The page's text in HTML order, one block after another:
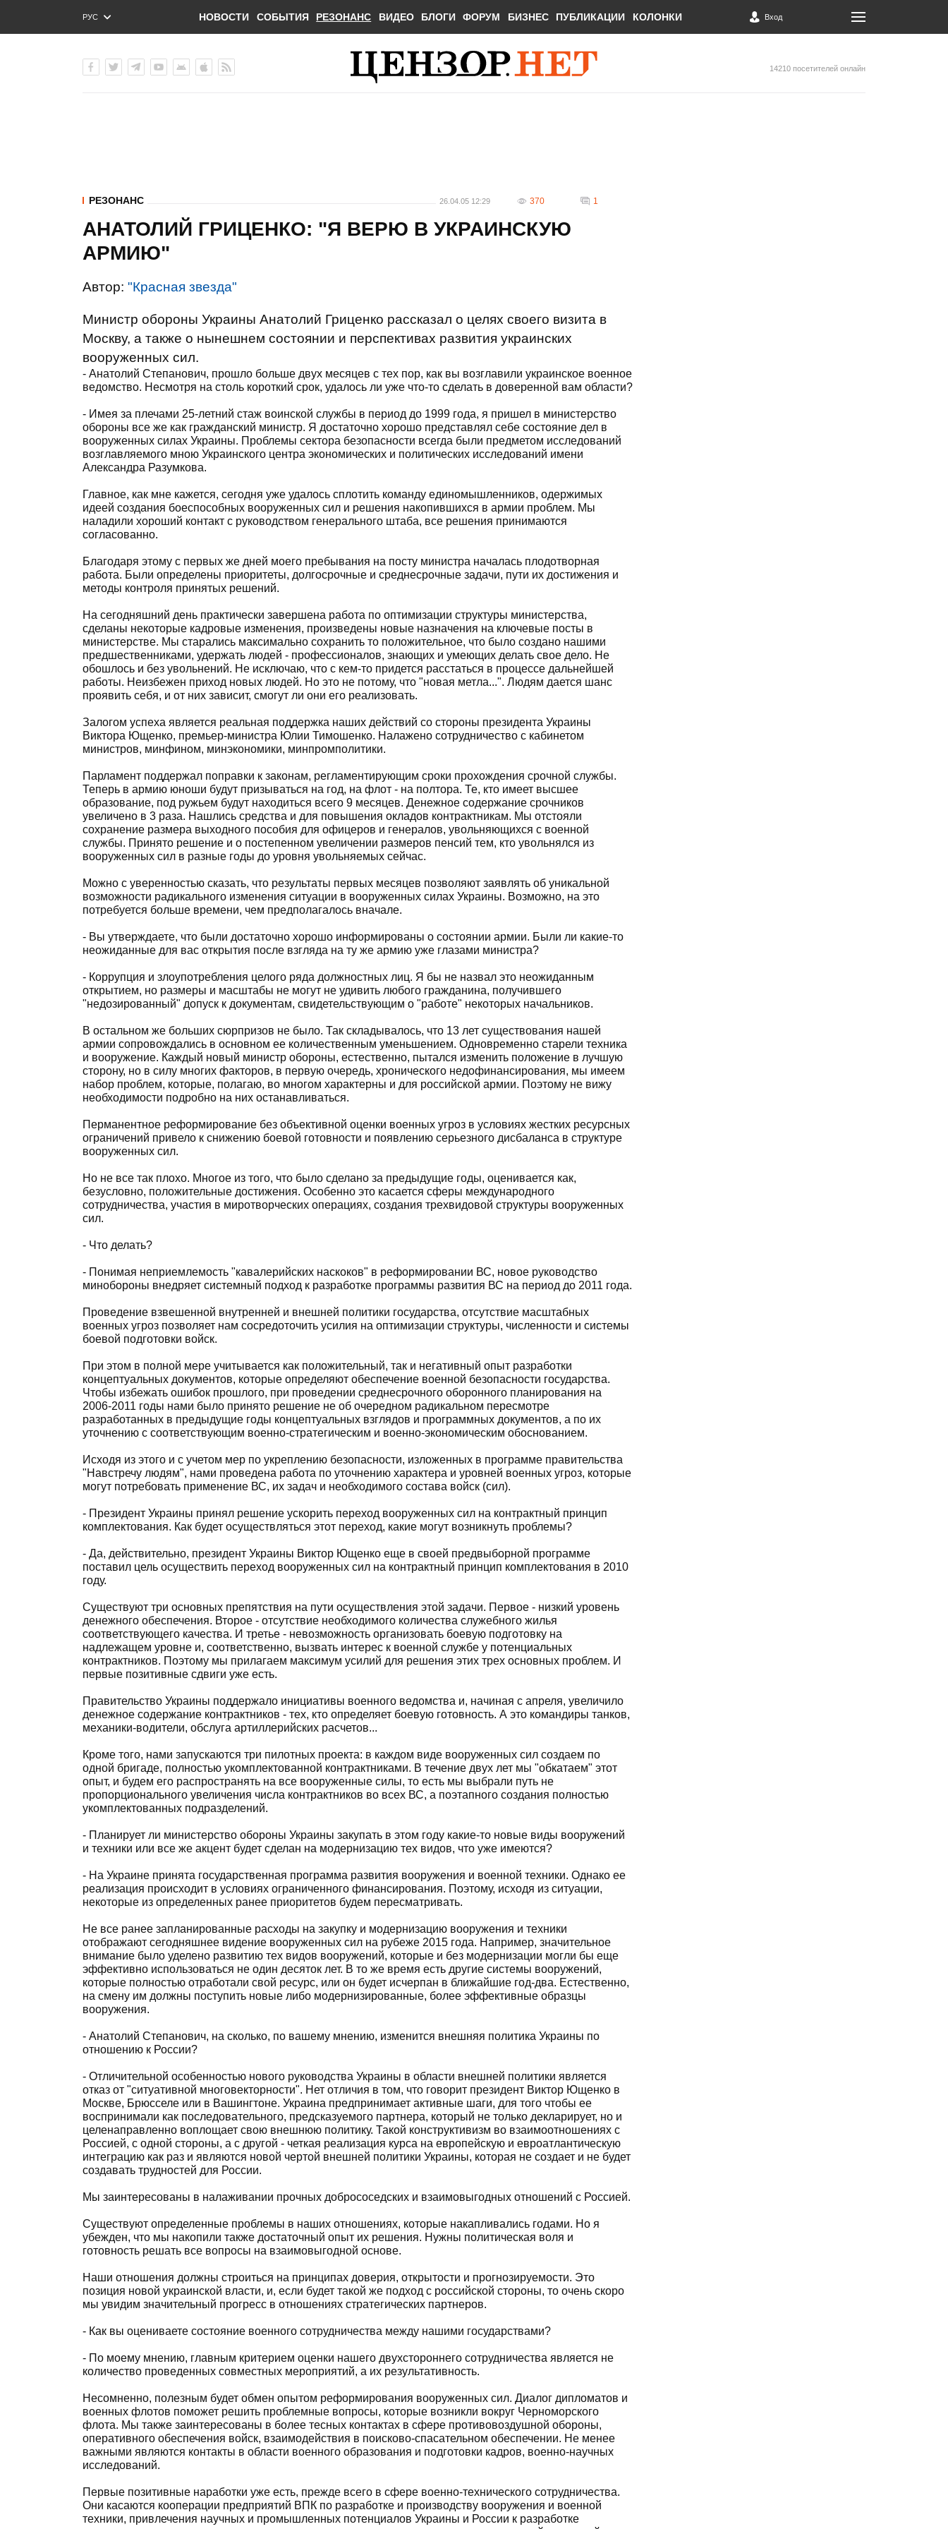
РУС
ENG
НОВОСТИ СОБЫТИЯ РЕЗОНАНС ВИДЕО БЛОГИ ФОРУМ БИЗНЕС ПУБЛИКАЦИИ КОЛОНКИ Вход
14210 посетителей онлайн
РЕЗОНАНС 26.04.05 12:29 370 1
АНАТОЛИЙ ГРИЦЕНКО: "Я ВЕРЮ В УКРАИНСКУЮ
АРМИЮ"
Автор: "Красная звезда"
Министр обороны Украины Анатолий Гриценко рассказал о целях своего визита в
Москву, а также о нынешнем состоянии и перспективах развития украинских
вооруженных сил.
- Анатолий Степанович, прошло больше двух месяцев с тех пор, как вы возглавили украинское военное
ведомство. Несмотря на столь короткий срок, удалось ли уже что-то сделать в доверенной вам области?
- Имея за плечами 25-летний стаж воинской службы в период до 1999 года, я пришел в министерство
обороны все же как гражданский министр. Я достаточно хорошо представлял себе состояние дел в
вооруженных силах Украины. Проблемы сектора безопасности всегда были предметом исследований
возглавляемого мною Украинского центра экономических и политических исследований имени
Александра Разумкова.
Главное, как мне кажется, сегодня уже удалось сплотить команду единомышленников, одержимых
идеей создания боеспособных вооруженных сил и решения накопившихся в армии проблем. Мы
наладили хороший контакт с руководством генерального штаба, все решения принимаются
согласованно.
Благодаря этому с первых же дней моего пребывания на посту министра началась плодотворная
работа. Были определены приоритеты, долгосрочные и среднесрочные задачи, пути их достижения и
методы контроля принятых решений.
На сегодняшний день практически завершена работа по оптимизации структуры министерства,
сделаны некоторые кадровые изменения, произведены новые назначения на ключевые посты в
министерстве. Мы старались максимально сохранить то положительное, что было создано нашими
предшественниками, удержать людей - профессионалов, знающих и умеющих делать свое дело. Не
обошлось и без увольнений. Не исключаю, что с кем-то придется расстаться в процессе дальнейшей
работы. Неизбежен приход новых людей. Но это не потому, что "новая метла...". Людям дается шанс
проявить себя, и от них зависит, смогут ли они его реализовать.
Залогом успеха является реальная поддержка наших действий со стороны президента Украины
Виктора Ющенко, премьер-министра Юлии Тимошенко. Налажено сотрудничество с кабинетом
министров, минфином, минэкономики, минпромполитики.
Парламент поддержал поправки к законам, регламентирующим сроки прохождения срочной службы.
Теперь в армию юноши будут призываться на год, на флот - на полтора. Те, кто имеет высшее
образование, под ружьем будут находиться всего 9 месяцев. Денежное содержание срочников
увеличено в 3 раза. Нашлись средства и для повышения окладов контрактникам. Мы отстояли
сохранение размера выходного пособия для офицеров и генералов, увольняющихся с военной
службы. Принято решение и о постепенном увеличении размеров пенсий тем, кто увольнялся из
вооруженных сил в разные годы до уровня увольняемых сейчас.
Можно с уверенностью сказать, что результаты первых месяцев позволяют заявлять об уникальной
возможности радикального изменения ситуации в вооруженных силах Украины. Возможно, на это
потребуется больше времени, чем предполагалось вначале.
- Вы утверждаете, что были достаточно хорошо информированы о состоянии армии. Были ли какие-то
неожиданные для вас открытия после взгляда на ту же армию уже глазами министра?
- Коррупция и злоупотребления целого ряда должностных лиц. Я бы не назвал это неожиданным
открытием, но размеры и масштабы не могут не удивить любого гражданина, получившего
"недозированный" допуск к документам, свидетельствующим о "работе" некоторых начальников.
В остальном же больших сюрпризов не было. Так складывалось, что 13 лет существования нашей
армии сопровождались в основном ее количественным уменьшением. Одновременно старели техника
и вооружение. Каждый новый министр обороны, естественно, пытался изменить положение в лучшую
сторону, но в силу многих факторов, в первую очередь, хронического недофинансирования, мы имеем
набор проблем, которые, полагаю, во многом характерны и для российской армии. Поэтому не вижу
необходимости подробно на них останавливаться.
Перманентное реформирование без объективной оценки военных угроз в условиях жестких ресурсных
ограничений привело к снижению боевой готовности и появлению серьезного дисбаланса в структуре
вооруженных сил.
Но не все так плохо. Многое из того, что было сделано за предыдущие годы, оценивается как,
безусловно, положительные достижения. Особенно это касается сферы международного
сотрудничества, участия в миротворческих операциях, создания трехвидовой структуры вооруженных
сил.
- Что делать?
- Понимая неприемлемость "кавалерийских наскоков" в реформировании ВС, новое руководство
минобороны внедряет системный подход к разработке программы развития ВС на период до 2011 года.
Проведение взвешенной внутренней и внешней политики государства, отсутствие масштабных
военных угроз позволяет нам сосредоточить усилия на оптимизации структуры, численности и системы
боевой подготовки войск.
При этом в полной мере учитывается как положительный, так и негативный опыт разработки
концептуальных документов, которые определяют обеспечение военной безопасности государства.
Чтобы избежать ошибок прошлого, при проведении среднесрочного оборонного планирования на
2006-2011 годы нами было принято решение не об очередном радикальном пересмотре
разработанных в предыдущие годы концептуальных взглядов и программных документов, а по их
уточнению с соответствующим военно-стратегическим и военно-экономическим обоснованием.
Исходя из этого и с учетом мер по укреплению безопасности, изложенных в программе правительства
"Навстречу людям", нами проведена работа по уточнению характера и уровней военных угроз, которые
могут потребовать применение ВС, их задач и необходимого состава войск (сил).
- Президент Украины принял решение ускорить переход вооруженных сил на контрактный принцип
комплектования. Как будет осуществляться этот переход, какие могут возникнуть проблемы?
- Да, действительно, президент Украины Виктор Ющенко еще в своей предвыборной программе
поставил цель осуществить переход вооруженных сил на контрактный принцип комплектования в 2010
году.
Существуют три основных препятствия на пути осуществления этой задачи. Первое - низкий уровень
денежного обеспечения. Второе - отсутствие необходимого количества служебного жилья
соответствующего качества. И третье - невозможность организовать боевую подготовку на
надлежащем уровне и, соответственно, вызвать интерес к военной службе у потенциальных
контрактников. Поэтому мы прилагаем максимум усилий для решения этих трех основных проблем. И
первые позитивные сдвиги уже есть.
Правительство Украины поддержало инициативы военного ведомства и, начиная с апреля, увеличило
денежное содержание контрактников - тех, кто определяет боевую готовность. А это командиры танков,
механики-водители, обслуга артиллерийских расчетов...
Кроме того, нами запускаются три пилотных проекта: в каждом виде вооруженных сил создаем по
одной бригаде, полностью укомплектованной контрактниками. В течение двух лет мы "обкатаем" этот
опыт, и будем его распространять на все вооруженные силы, то есть мы выбрали путь не
пропорционального увеличения числа контрактников во всех ВС, а поэтапного создания полностью
укомплектованных подразделений.
- Планирует ли министерство обороны Украины закупать в этом году какие-то новые виды вооружений
и техники или все же акцент будет сделан на модернизацию тех видов, что уже имеются?
- На Украине принята государственная программа развития вооружения и военной техники. Однако ее
реализация происходит в условиях ограниченного финансирования. Поэтому, исходя из ситуации,
некоторые из определенных ранее приоритетов будем пересматривать.
Не все ранее запланированные расходы на закупку и модернизацию вооружения и техники
отображают сегодняшнее видение вооруженных сил на рубеже 2015 года. Например, значительное
внимание было уделено развитию тех видов вооружений, которые и без модернизации могли бы еще
эффективно использоваться не один десяток лет. В то же время есть другие системы вооружений,
которые полностью отработали свой ресурс, или он будет исчерпан в ближайшие год-два. Естественно,
на смену им должны поступить новые либо модернизированные, более эффективные образцы
вооружения.
- Анатолий Степанович, на сколько, по вашему мнению, изменится внешняя политика Украины по
отношению к России?
- Отличительной особенностью нового руководства Украины в области внешней политики является
отказ от "ситуативной многовекторности". Нет отличия в том, что говорит президент Виктор Ющенко в
Москве, Брюсселе или в Вашингтоне. Украина предпринимает активные шаги, для того чтобы ее
воспринимали как последовательного, предсказуемого партнера, который не только декларирует, но и
целенаправленно воплощает свою внешнюю политику. Такой конструктивизм во взаимоотношениях с
Россией, с одной стороны, а с другой - четкая реализация курса на европейскую и евроатлантическую
интеграцию как раз и являются новой чертой внешней политики Украины, которая не создает и не будет
создавать трудностей для России.
Мы заинтересованы в налаживании прочных добрососедских и взаимовыгодных отношений с Россией.
Существуют определенные проблемы в наших отношениях, которые накапливались годами. Но я
убежден, что мы накопили также достаточный опыт их решения. Нужны политическая воля и
готовность решать все вопросы на взаимовыгодной основе.
Наши отношения должны строиться на принципах доверия, открытости и прогнозируемости. Это
позиция новой украинской власти, и, если будет такой же подход с российской стороны, то очень скоро
мы увидим значительный прогресс в отношениях стратегических партнеров.
- Как вы оцениваете состояние военного сотрудничества между нашими государствами?
- По моему мнению, главным критерием оценки нашего двухстороннего сотрудничества является не
количество проведенных совместных мероприятий, а их результативность.
Несомненно, полезным будет обмен опытом реформирования вооруженных сил. Диалог дипломатов и
военных флотов поможет решить проблемные вопросы, которые возникли вокруг Черноморского
флота. Мы также заинтересованы в более тесных контактах в сфере противовоздушной обороны,
оперативного обеспечения войск, взаимодействия в поисково-спасательном обеспечении. Не менее
важными являются контакты в области военного образования и подготовки кадров, военно-научных
исследований.
Первые позитивные наработки уже есть, прежде всего в сфере военно-технического сотрудничества.
Они касаются кооперации предприятий ВПК по разработке и производству вооружения и военной
техники, привлечения научных и промышленных потенциалов Украины и России к разработке